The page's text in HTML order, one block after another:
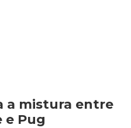
a mistura entre
e Pug